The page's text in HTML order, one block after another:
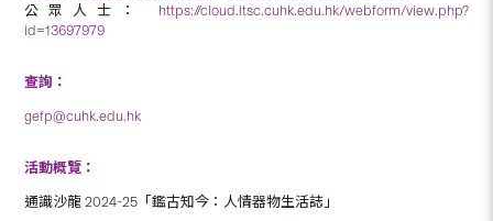
公眾人士： https://cloud.itsc.cuhk.edu.hk/webform/view.php?
id=13697979
查詢：
gefp@cuhk.edu.hk
活動概覽：
通識沙龍 2024-25「鑑古知今：人情器物生活誌」